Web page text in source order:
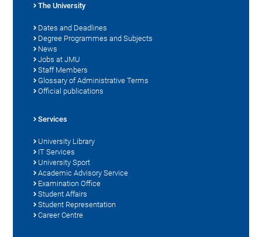
The University
Dates and Deadlines
Degree Programmes and Subjects
News
Jobs at JMU
Staff Members
Glossary of Administrative Terms
Official publications
Services
University Library
IT Services
University Sport
Academic Advisory Service
Examination Office
Student Affairs
Student Representation
Career Centre